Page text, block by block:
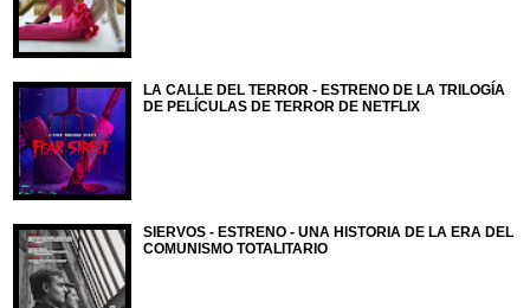
LA CALLE DEL TERROR - ESTRENO DE LA TRILOGÍA
DE PELÍCULAS DE TERROR DE NETFLIX
SIERVOS - ESTRENO - UNA HISTORIA DE LA ERA DEL
COMUNISMO TOTALITARIO